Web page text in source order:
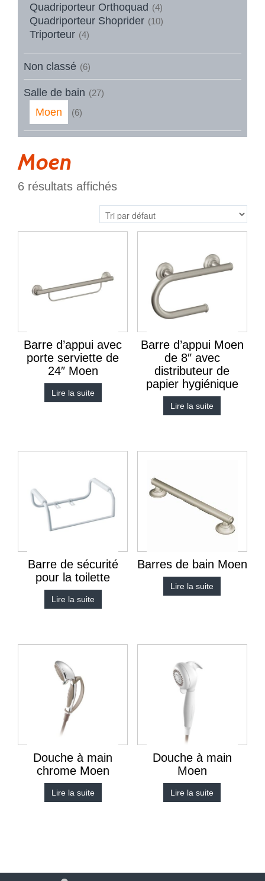
Quadriporteur Orthoquad (4)
Quadriporteur Shoprider (10)
Triporteur (4)
Non classé (6)
Salle de bain (27)
Moen (6)
Moen
6 résultats affichés
Barre d’appui avec
porte serviette de
24″ Moen
Lire la suite
Barre d’appui Moen
de 8″ avec
distributeur de
papier hygiénique
Lire la suite
Barre de sécurité
pour la toilette
Lire la suite
Barres de bain Moen
Lire la suite
Douche à main
chrome Moen
Lire la suite
Douche à main
Moen
Lire la suite